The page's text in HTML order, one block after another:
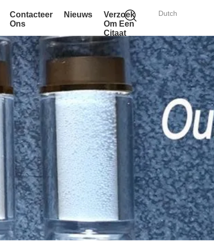
Dutch
Contacteer
Ons
Nieuws
Verzoek
Om Een
Citaat